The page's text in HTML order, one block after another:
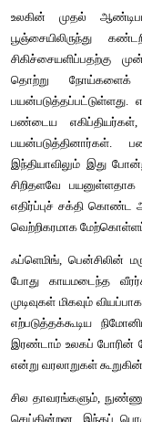
விளைவிக்கும்
நோட்டேட்டம் என்ற
கண்டறிந்தார்.
உலகின் முதல்
தொற்று